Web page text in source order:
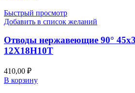
Быстрый просмотр
Добавить в список желаний
Отводы нержавеющие 90°
12Х18Н10Т
410,00 ₽
В корзину